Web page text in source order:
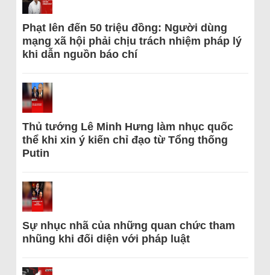
Phạt lên đến 50 triệu đồng: Người dùng
mạng xã hội phải chịu trách nhiệm pháp lý
khi dẫn nguồn báo chí
Thủ tướng Lê Minh Hưng làm nhục quốc
thể khi xin ý kiến chỉ đạo từ Tổng thống
Putin
Sự nhục nhã của những quan chức tham
nhũng khi đối diện với pháp luật